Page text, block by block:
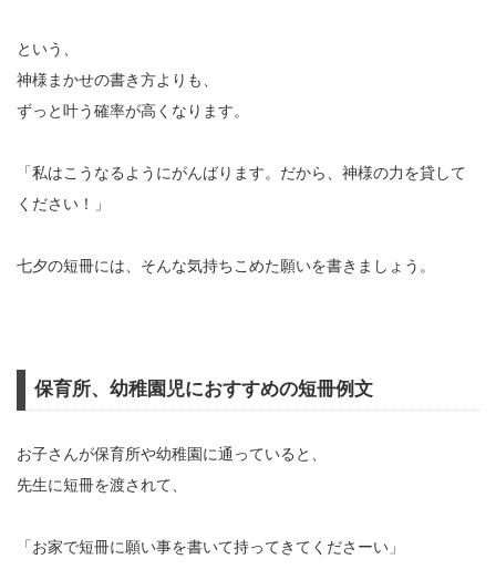
という、
神様まかせの書き方よりも、
ずっと叶う確率が高くなります。
「私はこうなるようにがんばります。だから、神様の力を貸して
ください！」
七夕の短冊には、そんな気持ちこめた願いを書きましょう。
保育所、幼稚園児におすすめの短冊例文
お子さんが保育所や幼稚園に通っていると、
先生に短冊を渡されて、
「お家で短冊に願い事を書いて持ってきてくださーい」